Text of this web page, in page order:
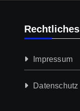
Rechtliches
Impressum
Datenschutz­